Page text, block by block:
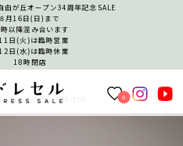
由が丘オープン34周年記念SALE
8月16日(日)まで
以降混み合います
日(火)は臨時営業
日(水)は臨時休業
18時閉店
0
ｳｪﾃﾞｨﾝｸﾞﾄﾞﾚｽRV-158